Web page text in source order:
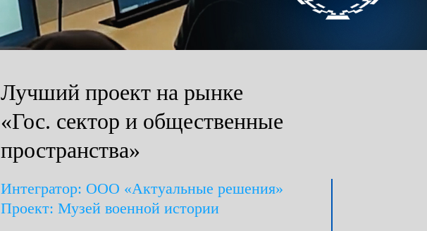
Лучший проект на рынке
«Гос. сектор и общественные
пространства»
Интегратор: ООО «Актуальные решения»
Проект: Музей военной истории